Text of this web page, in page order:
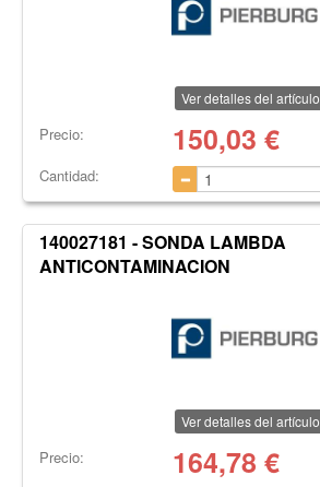
Ver detalles del artículo
Precio: 150,03 €
Cantidad:
140027181 - SONDA LAMBDA
ANTICONTAMINACION
Ver detalles del artículo
Precio: 164,78 €